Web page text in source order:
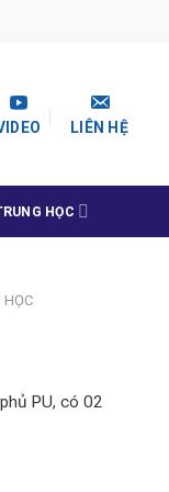
LIÊN HỆ
HỌC
HỌC
PU, có 02